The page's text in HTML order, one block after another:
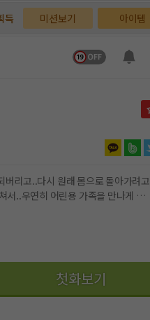
득
득 미션보기 아이템
버리고..다시 원래 몸으로 돌아가려고
서..우연히 어린용 가족을 만나게 되
면자식이라도싫어한다고했는데..
첫화보기